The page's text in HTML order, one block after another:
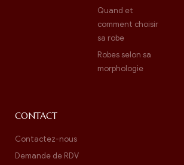
Quand et
comment choisir
sa robe
Robes selon sa
morphologie
CONTACT
Contactez-nous
Demande de RDV